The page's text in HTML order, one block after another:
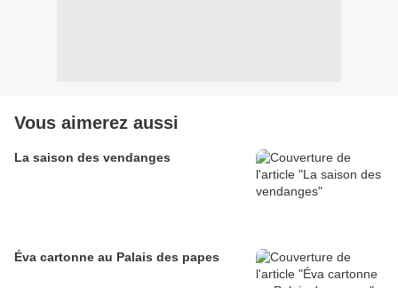
Vous aimerez aussi
La saison des vendanges
Éva cartonne au Palais des papes